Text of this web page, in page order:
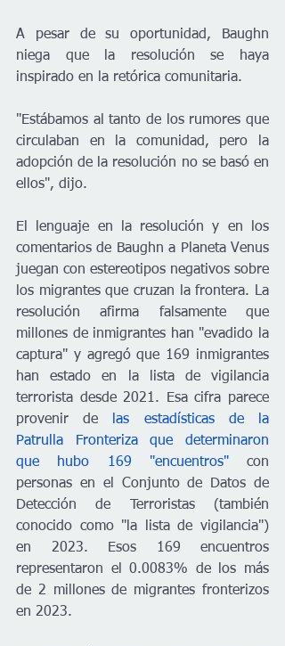
A pesar de su oportunidad, Baughn
niega que la resolución se haya
inspirado en la retórica comunitaria.
"Estábamos al tanto de los rumores que
circulaban en la comunidad, pero la
adopción de la resolución no se basó en
ellos", dijo.
El lenguaje en la resolución y en los
comentarios de Baughn a Planeta Venus
juegan con estereotipos negativos sobre
los migrantes que cruzan la frontera. La
resolución afirma falsamente que
millones de inmigrantes han "evadido la
captura" y agregó que 169 inmigrantes
han estado en la lista de vigilancia
terrorista desde 2021. Esa cifra parece
provenir de
las estadísticas de la
Patrulla Fronteriza que determinaron
que hubo 169 "encuentros" con
personas en el Conjunto de Datos de
Detección de Terroristas (también
conocido como "la lista de vigilancia")
en 2023. Esos 169 encuentros
representaron el 0.0083% de los más
de 2 millones de migrantes fronterizos
en 2023.